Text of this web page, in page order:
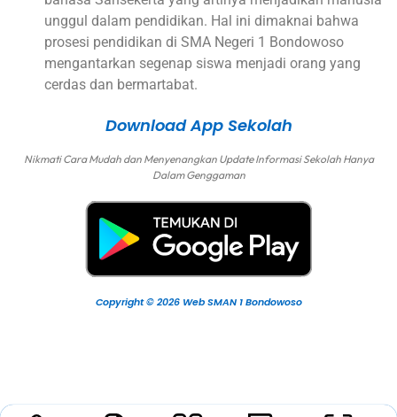
unggul dalam pendidikan. Hal ini dimaknai bahwa
prosesi pendidikan di SMA Negeri 1 Bondowoso
mengantarkan segenap siswa menjadi orang yang
cerdas dan bermartabat.
Download App Sekolah
Nikmati Cara Mudah dan Menyenangkan Update Informasi Sekolah Hanya
Dalam Genggaman
Copyright © 2026 Web SMAN 1 Bondowoso